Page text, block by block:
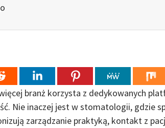
branż korzysta z dedykowanych
Nie inaczej jest w stomatologii, gdzie
zarządzanie praktyką, kontakt z